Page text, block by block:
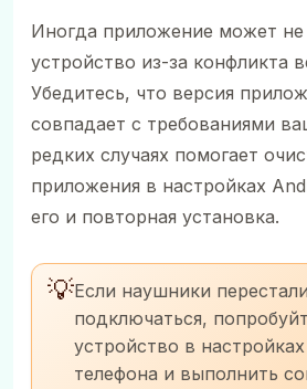
Иногда приложение может не
устройство из-за конфликта
Убедитесь, что версия
совпадает с требованиями
редких случаях помогает
приложения в настройках
его и повторная установка.
💡Если наушники перестали
подключаться,
устройство в
телефона и выполнить